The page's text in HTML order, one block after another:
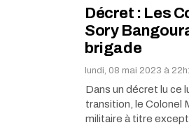
Décret : Les
Sory
brigade
lundi, 08 mai 2023 à
Dans un décret lu ce
transition, le Colonel
militaire à titre